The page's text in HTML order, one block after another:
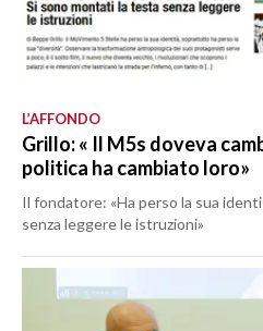
L’AFFONDO
Grillo: « Il M5s doveva
politica ha cambiato loro»
Il fondatore: «Ha perso la sua
senza leggere le istruzioni»